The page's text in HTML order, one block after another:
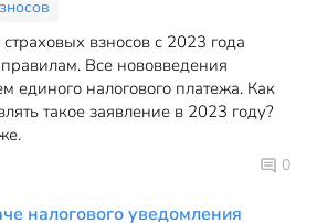
взносов с 2023 года
Все нововведения
единого налогового платежа. Как
такое заявление в 2023 году?
0
налогового уведомления